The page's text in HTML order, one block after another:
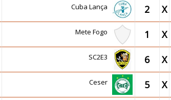
Cuba Lança 2 X
Mete Fogo 1 X
SC2E3 6 X
Ceser 5 X